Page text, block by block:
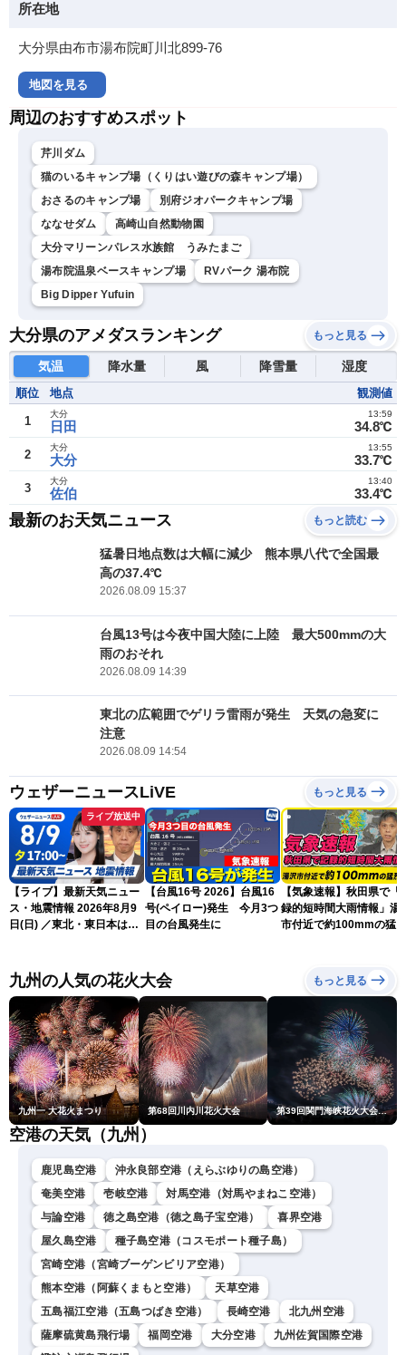
所在地
大分県由布市湯布院町川北899-76
地図を見る
周辺のおすすめスポット
芹川ダム
猫のいるキャンプ場（くりはい遊びの森キャンプ場）
おさるのキャンプ場
別府ジオパークキャンプ場
ななせダム
高崎山自然動物園
大分マリーンパレス水族館 うみたまご
湯布院温泉ベースキャンプ場
RVパーク 湯布院
Big Dipper Yufuin
大分県のアメダスランキング もっと見る
気温 降水量 風 降雪量 湿度
順位 地点 観測値
1 日田
大分
34.8℃
13:59
2 大分
大分
33.7℃
13:55
3 佐伯
大分
33.4℃
13:40
最新のお天気ニュース もっと読む
猛暑日地点数は大幅に減少 熊本県八代で全国最
高の37.4℃
2026.08.09 15:37
台風13号は今夜中国大陸に上陸 最大500mmの大
雨のおそれ
2026.08.09 14:39
東北の広範囲でゲリラ雷雨が発生 天気の急変に
注意
2026.08.09 14:54
ウェザーニュースLiVE もっと見る
ライブ放送中
【ライブ】最新天気ニュー
ス・地震情報 2026年8月9
日(日) ／東北・東日本は急
北美月／芳野達郎〉
【台風16号 2026】台風16
号(ペイロー)発生 今月3つ
目の台風発生に
【気象速報】秋田県で「
録的短時間大雨情報」湯
市付近で約100mmの猛烈
九州の人気の花火大会 もっと見る
九州一 大花火まつり 第68回川内川花火大会 第39回関門海峡花火大会(門司側)
空港の天気（九州）
鹿児島空港
沖永良部空港（えらぶゆりの島空港）
奄美空港
壱岐空港
対馬空港（対馬やまねこ空港）
与論空港
徳之島空港（徳之島子宝空港）
喜界空港
屋久島空港
種子島空港（コスモポート種子島）
宮崎空港（宮崎ブーゲンビリア空港）
熊本空港（阿蘇くまもと空港）
天草空港
五島福江空港（五島つばき空港）
長崎空港
北九州空港
薩摩硫黄島飛行場
福岡空港 大分空港
九州佐賀国際空港